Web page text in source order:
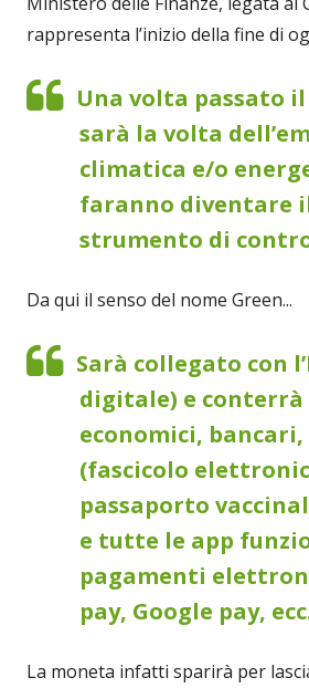
rappresenta l’inizio della fine di
Una volta passato
sarà la volta
climatica e/o
faranno diventare
strumento di
Da qui il senso del nome Green...
Sarà collegato con
digitale) e
economici,
(fascicolo
passaporto
e tutte le app
pagamenti
pay, Google pay,
La moneta infatti sparirà per